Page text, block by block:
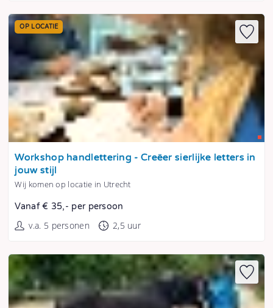
Tonen
OP LOCATIE
Workshop handlettering - Creëer sierlijke letters in
jouw stijl
Wij komen op locatie in Utrecht
Vanaf € 35,- per persoon
v.a. 5 personen 2,5 uur